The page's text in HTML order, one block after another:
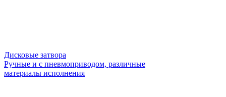
Дисковые затвора
Ручные и с пневмоприводом, различные
материалы исполнения